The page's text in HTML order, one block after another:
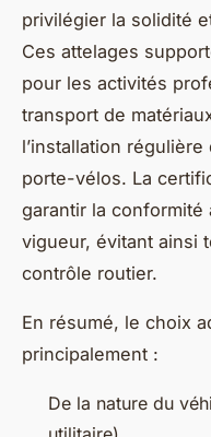
privilégier la solidité
Ces attelages
pour les activités
transport de
l’installation
porte-vélos. La
garantir la
vigueur, évitant ainsi
contrôle routier.
En résumé, le choix
principalement :
De la nature du